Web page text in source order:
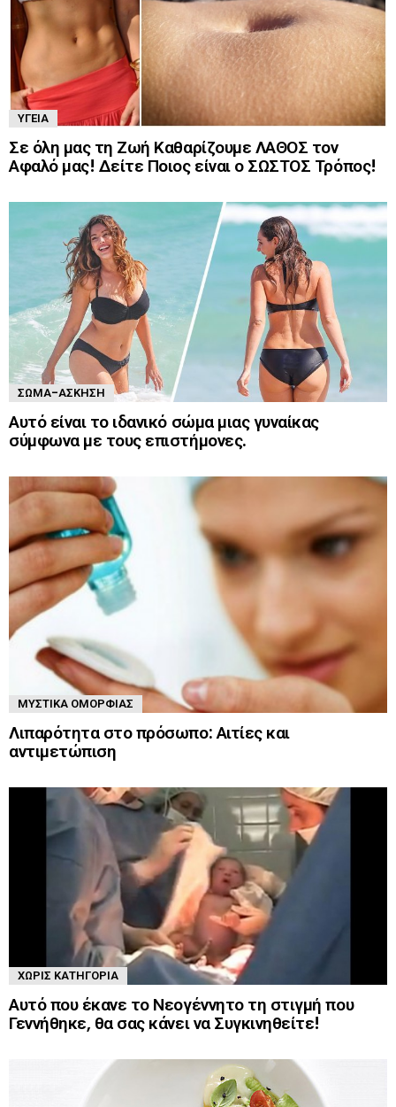
ΥΓΕΊΑ
Σε όλη μας τη Ζωή Καθαρίζουμε ΛΑΘΟΣ τον
Αφαλό μας! Δείτε Ποιος είναι ο ΣΩΣΤΟΣ Τρόπος!
ΣΏΜΑ-ΆΣΚΗΣΗ
Αυτό είναι το ιδανικό σώμα μιας γυναίκας
σύμφωνα με τους επιστήμονες.
ΜΥΣΤΙΚΆ ΟΜΟΡΦΙΆΣ
Λιπαρότητα στο πρόσωπο: Αιτίες και
αντιμετώπιση
ΧΩΡΊΣ ΚΑΤΗΓΟΡΊΑ
Αυτό που έκανε το Νεογέννητο τη στιγμή που
Γεννήθηκε, θα σας κάνει να Συγκινηθείτε!